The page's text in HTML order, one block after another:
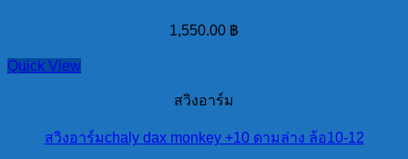
1,550.00 ฿
Quick View
สวิงอาร์ม
สวิงอาร์มchaly dax monkey +10 ดามล่าง ล้อ10-12